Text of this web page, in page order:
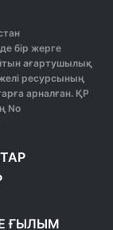
бір жерге
ағартушылық
ресурсының
арналған. ҚР
No
ҒЫЛЫМ